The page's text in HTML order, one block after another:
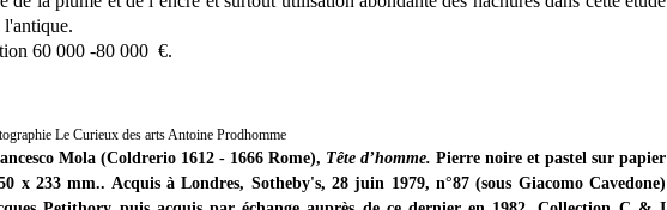
l'antique.
60 000 -80 000 €.
Le Curieux des arts Antoine Prodhomme
Mola (Coldrerio 1612 - 1666 Rome), Tête d’homme. Pierre noire et pastel sur papier
x 233 mm.. Acquis à Londres, Sotheby's, 28 juin 1979, n°87 (sous Giacomo Cavedone)